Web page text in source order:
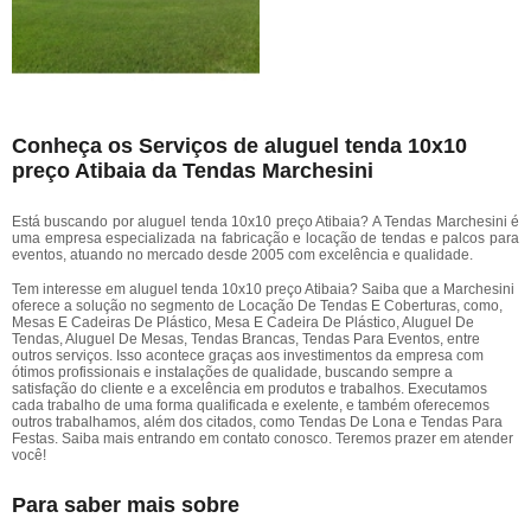
Conheça os Serviços de aluguel tenda 10x10
preço Atibaia da Tendas Marchesini
Está buscando por aluguel tenda 10x10 preço Atibaia? A Tendas Marchesini é
uma empresa especializada na fabricação e locação de tendas e palcos para
eventos, atuando no mercado desde 2005 com excelência e qualidade.
Tem interesse em aluguel tenda 10x10 preço Atibaia? Saiba que a Marchesini
oferece a solução no segmento de Locação De Tendas E Coberturas, como,
Mesas E Cadeiras De Plástico, Mesa E Cadeira De Plástico, Aluguel De
Tendas, Aluguel De Mesas, Tendas Brancas, Tendas Para Eventos, entre
outros serviços. Isso acontece graças aos investimentos da empresa com
ótimos profissionais e instalações de qualidade, buscando sempre a
satisfação do cliente e a excelência em produtos e trabalhos. Executamos
cada trabalho de uma forma qualificada e exelente, e também oferecemos
outros trabalhamos, além dos citados, como Tendas De Lona e Tendas Para
Festas. Saiba mais entrando em contato conosco. Teremos prazer em atender
você!
Para saber mais sobre